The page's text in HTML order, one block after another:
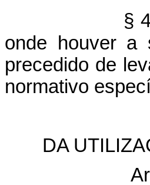
onde houver a
precedido de
normativo
DA